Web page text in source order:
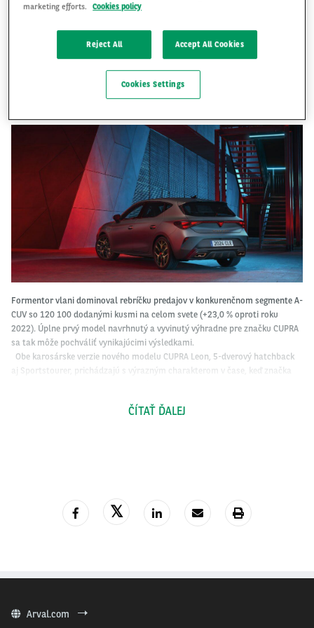
Nová CUPRA Formentor nadväzuje na obrovský úspech, ktorý tento
crossover SUV dosiahol. CUPRA Formentor je bestsellerom spoločnosti a
Formentor vlani dominoval rebríčku predajov v konkurenčnom segmente A-
CUV so 120 100 dodanými kusmi na celom svete (+23,0 % oproti roku
2022). Úplne prvý model navrhnutý a vyvinutý výhradne pre značku CUPRA
sa tak môže pochváliť vynikajúcimi výsledkami.
Obe karosárske verzie nového modelu CUPRA Leon, 5-dverový hatchback
aj Sportstourer, prichádzajú s výrazným charakterom v čase, keď značka
CUPRA svoj historický rekord s 23 800 dodanými vozidlami.
predstavenstva spoločnosti CUPRA.
ČÍTAŤ ĎALEJ
Arval.com
marketing efforts.
Cookies policy
Reject All Accept All Cookies
Cookies Settings